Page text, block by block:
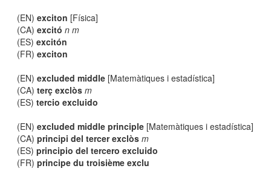
(EN)exciton [Física]
(CA)excitó n m
(ES)excitón
(FR)exciton
(EN)excluded middle [Matemàtiques i estadística]
(CA)terç exclòs m
(ES)tercio excluido
(EN)excluded middle principle [Matemàtiques i estadística]
(CA)principi del tercer exclòs m
(ES)principio del tercero excluido
(FR)principe du troisième exclu